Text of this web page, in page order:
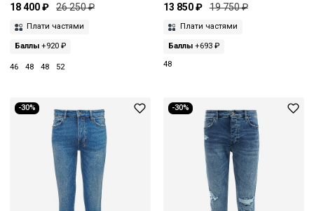
18 400 ₽ 26 250 ₽
Плати частями
Баллы +920 ₽
46 48 48 52
13 850 ₽ 19 750 ₽
Плати частями
Баллы+693 ₽
48
-30% -30%